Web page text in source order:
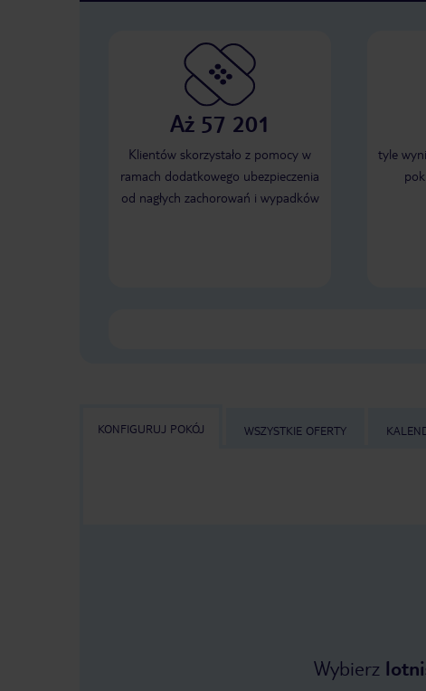
Aż 57 201
Klientów skorzystało z pomocy w
ramach dodatkowego ubezpieczenia
od nagłych zachorowań i wypadków
tyle
KONFIGURUJ POKÓJ WSZYSTKIE OFERTY
Wybierz